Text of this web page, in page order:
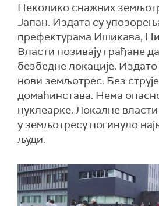
Неколико снажних
Jaпан. Издата су
префектурама Ишикава,
Власти позивају грађане
безбедне локације.
нови земљотрес. Без
домаћинстава. Нема
нуклеарке. Локалне
у земљотресу погинуло
људи.